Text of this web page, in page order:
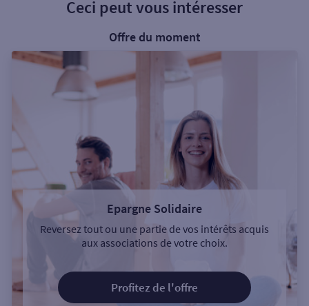
Ceci peut vous intéresser
Offre du moment
Epargne Solidaire
Reversez tout ou une partie de vos intérêts acquis
aux associations de votre choix.
Profitez de l'offre